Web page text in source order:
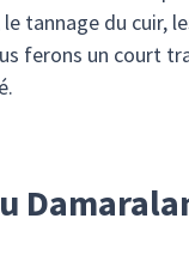
tannage du cuir,
ferons un court